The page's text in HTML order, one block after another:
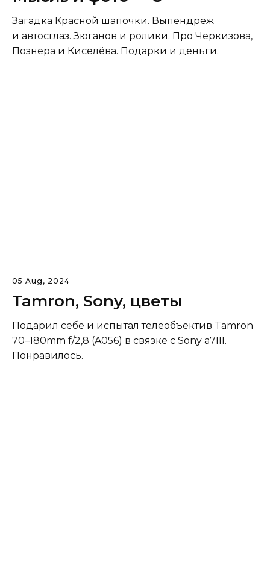
Загадка Красной шапочки. Выпендрёж
и автосглаз. Зюганов и ролики. Про Черкизова,
Познера и Киселёва. Подарки и деньги.
05 Aug, 2024
Tamron, Sony, цветы
Подарил себе и испытал телеобъектив Tamron
70–180mm f/2,8 (A056) в связке с Sony а7III.
Понравилось.